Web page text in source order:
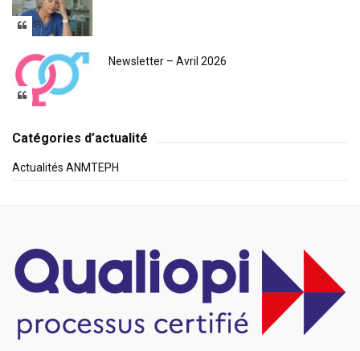
Newsletter – Avril 2026
Catégories d’actualité
Actualités ANMTEPH